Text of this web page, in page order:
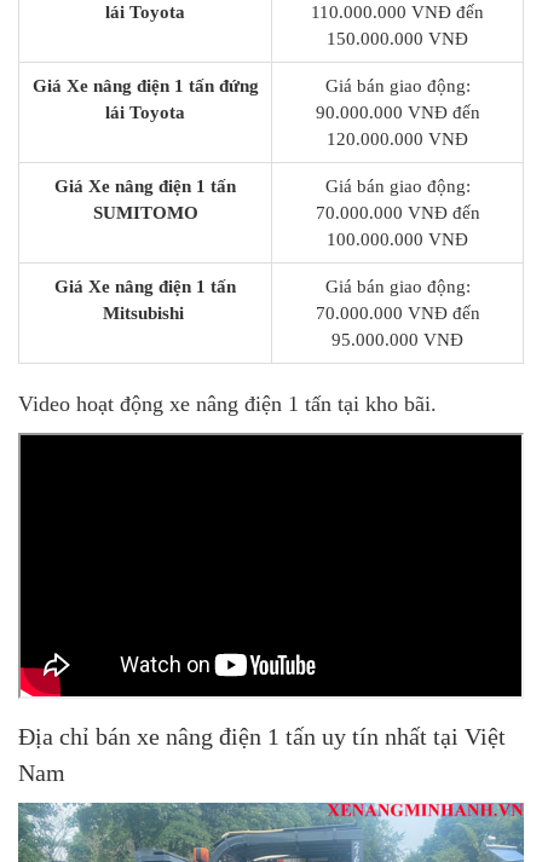
lái Toyota
110.000.000 VNĐ đến
150.000.000 VNĐ
Giá Xe nâng điện 1 tấn đứng
lái Toyota
Giá bán giao động:
90.000.000 VNĐ đến
120.000.000 VNĐ
Giá Xe nâng điện 1 tấn
SUMITOMO
Giá bán giao động:
70.000.000 VNĐ đến
100.000.000 VNĐ
Giá Xe nâng điện 1 tấn
Mitsubishi
Giá bán giao động:
70.000.000 VNĐ đến
95.000.000 VNĐ
Video hoạt động xe nâng điện 1 tấn tại kho bãi.
Địa chỉ bán xe nâng điện 1 tấn uy tín nhất tại Việt
Nam